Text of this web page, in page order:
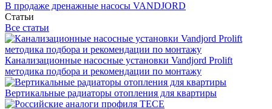
В продаже дренажные насосы VANDJORD
Статьи
Все статьи
Канализационные насосные установки Vandjord Prolift
методика подбора и рекомендации по монтажу
Вертикальные радиаторы отопления для квартиры